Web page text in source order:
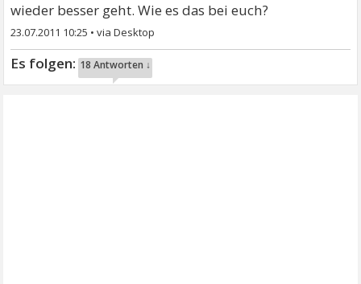
wieder besser geht. Wie es das bei euch?
23.07.2011 10:25 •
18 Antworten ↓